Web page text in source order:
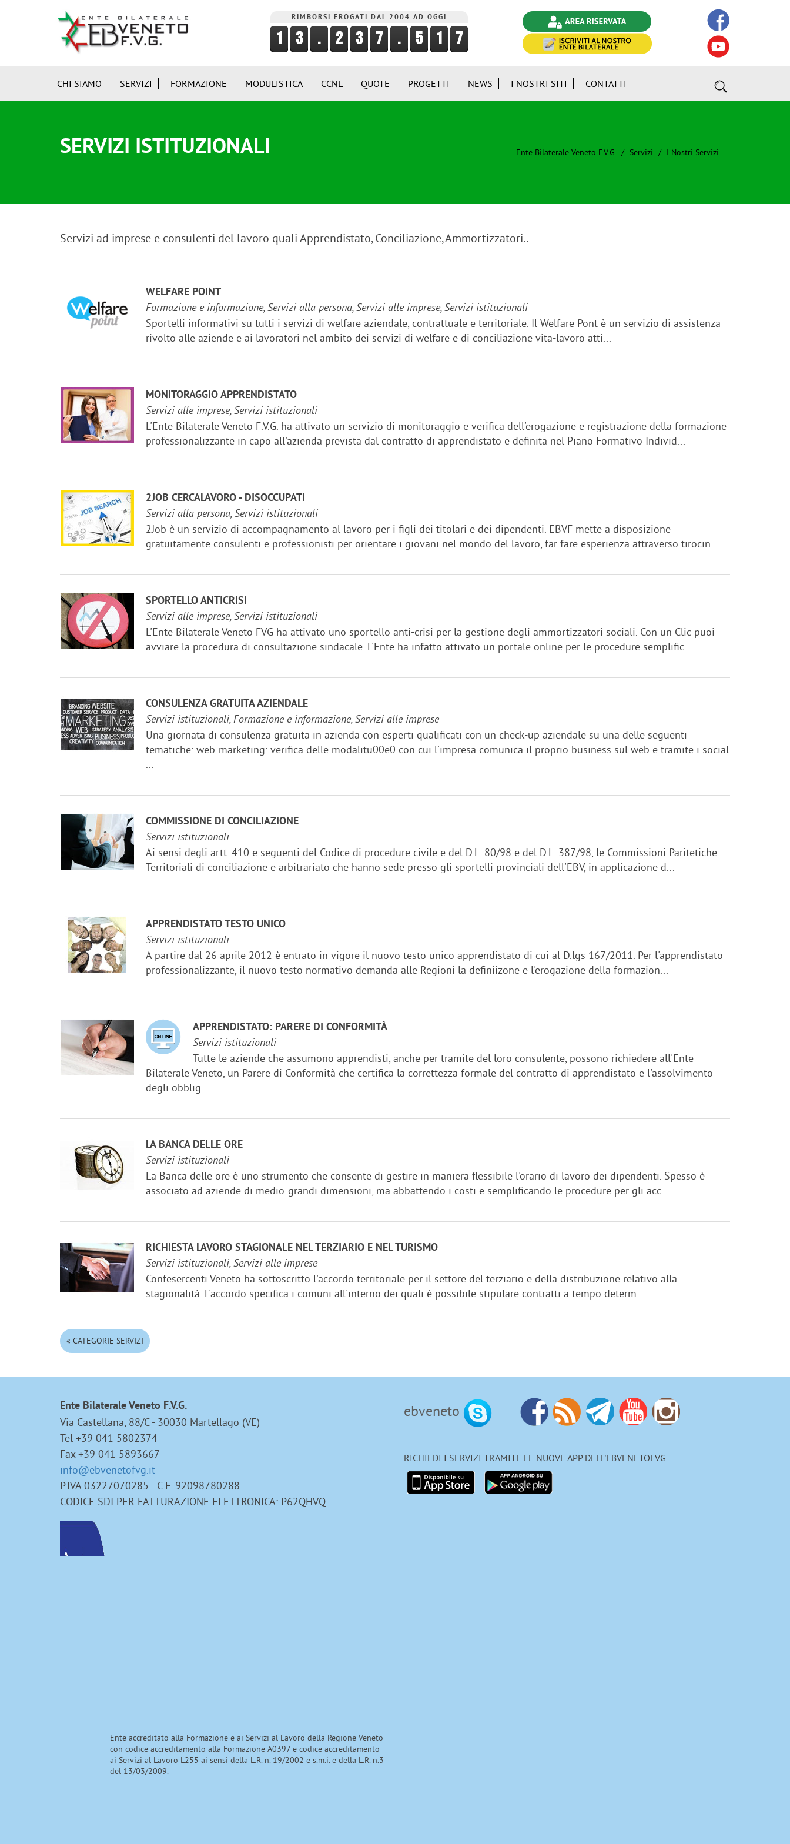
RIMBORSI EROGATI DAL 2004 AD OGGI
CHI SIAMO SERVIZI FORMAZIONE MODULISTICA CCNL QUOTE PROGETTI NEWS I NOSTRI SITI CONTATTI
SERVIZI ISTITUZIONALI Ente Bilaterale Veneto F.V.G. Servizi I Nostri Servizi
Servizi ad imprese e consulenti del lavoro quali Apprendistato, Conciliazione, Ammortizzatori..
WELFARE POINT
Formazione e informazione, Servizi alla persona, Servizi alle imprese, Servizi istituzionali
Sportelli informativi su tutti i servizi di welfare aziendale, contrattuale e territoriale. Il Welfare Pont è un servizio di assistenza
rivolto alle aziende e ai lavoratori nel ambito dei servizi di welfare e di conciliazione vita-lavoro atti...
MONITORAGGIO APPRENDISTATO
Servizi alle imprese, Servizi istituzionali
L'Ente Bilaterale Veneto F.V.G. ha attivato un servizio di monitoraggio e verifica dell'erogazione e registrazione della formazione
professionalizzante in capo all'azienda prevista dal contratto di apprendistato e definita nel Piano Formativo Individ...
2JOB CERCALAVORO - DISOCCUPATI
Servizi alla persona, Servizi istituzionali
2Job è un servizio di accompagnamento al lavoro per i figli dei titolari e dei dipendenti. EBVF mette a disposizione
gratuitamente consulenti e professionisti per orientare i giovani nel mondo del lavoro, far fare esperienza attraverso tirocin...
SPORTELLO ANTICRISI
Servizi alle imprese, Servizi istituzionali
L'Ente Bilaterale Veneto FVG ha attivato uno sportello anti-crisi per la gestione degli ammortizzatori sociali. Con un Clic puoi
avviare la procedura di consultazione sindacale. L'Ente ha infatto attivato un portale online per le procedure semplific...
CONSULENZA GRATUITA AZIENDALE
Servizi istituzionali, Formazione e informazione, Servizi alle imprese
Una giornata di consulenza gratuita in azienda con esperti qualificati con un check-up aziendale su una delle seguenti
tematiche: web-marketing: verifica delle modalitu00e0 con cui l'impresa comunica il proprio business sul web e tramite i social
...
COMMISSIONE DI CONCILIAZIONE
Servizi istituzionali
Ai sensi degli artt. 410 e seguenti del Codice di procedure civile e del D.L. 80/98 e del D.L. 387/98, le Commissioni Paritetiche
Territoriali di conciliazione e arbitrariato che hanno sede presso gli sportelli provinciali dell'EBV, in applicazione d...
APPRENDISTATO TESTO UNICO
Servizi istituzionali
A partire dal 26 aprile 2012 è entrato in vigore il nuovo testo unico apprendistato di cui al D.lgs 167/2011. Per l'apprendistato
professionalizzante, il nuovo testo normativo demanda alle Regioni la definiizone e l'erogazione della formazion...
APPRENDISTATO: PARERE DI CONFORMITÀ
Servizi istituzionali
Tutte le aziende che assumono apprendisti, anche per tramite del loro consulente, possono richiedere all'Ente
Bilaterale Veneto, un Parere di Conformità che certifica la correttezza formale del contratto di apprendistato e l'assolvimento
degli obblig...
LA BANCA DELLE ORE
Servizi istituzionali
La Banca delle ore è uno strumento che consente di gestire in maniera flessibile l'orario di lavoro dei dipendenti. Spesso è
associato ad aziende di medio-grandi dimensioni, ma abbattendo i costi e semplificando le procedure per gli acc...
RICHIESTA LAVORO STAGIONALE NEL TERZIARIO E NEL TURISMO
Servizi istituzionali, Servizi alle imprese
Confesercenti Veneto ha sottoscritto l'accordo territoriale per il settore del terziario e della distribuzione relativo alla
stagionalità. L'accordo specifica i comuni all'interno dei quali è possibile stipulare contratti a tempo determ...
« CATEGORIE SERVIZI
Ente Bilaterale Veneto F.V.G.
Via Castellana, 88/C - 30030 Martellago (VE)
Tel +39 041 5802374
Fax +39 041 5893667
info@ebvenetofvg.it
P.IVA 03227070285 - C.F. 92098780288
CODICE SDI PER FATTURAZIONE ELETTRONICA: P62QHVQ
Ente accreditato alla Formazione e ai Servizi al Lavoro della Regione Veneto
con codice accreditamento alla Formazione A0397 e codice accreditamento
ai Servizi al Lavoro L255 ai sensi della L.R. n. 19/2002 e s.m.i. e della L.R. n.3
del 13/03/2009.
ebveneto
RICHIEDI I SERVIZI TRAMITE LE NUOVE APP DELL'EBVENETOFVG